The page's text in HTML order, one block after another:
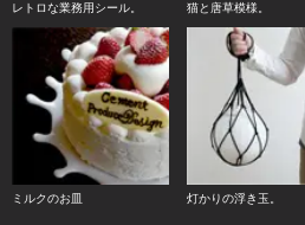
レトロな業務用シール。 猫と唐草模様。
ミルクのお皿 灯かりの浮き玉。